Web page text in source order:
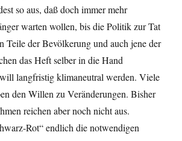
so aus, daß doch immer mehr
warten wollen, bis die Politik zur Tat
Teile der Bevölkerung und auch jene der
das Heft selber in die Hand
langfristig klimaneutral werden. Viele
den Willen zu Veränderungen. Bisher
reichen aber noch nicht aus.
Rot“ endlich die notwendigen